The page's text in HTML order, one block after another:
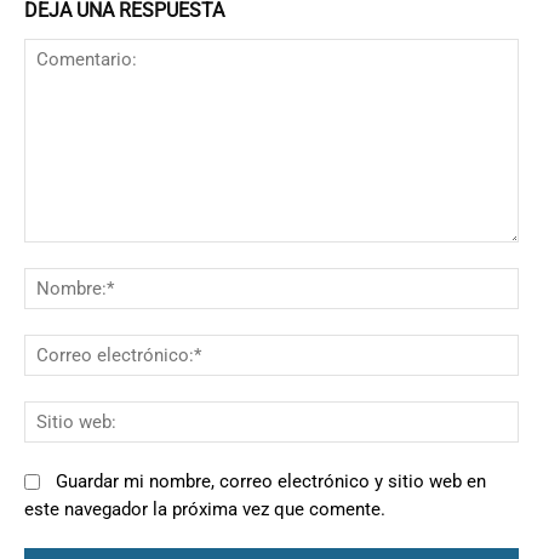
DEJA UNA RESPUESTA
Guardar mi nombre, correo electrónico y sitio web en
este navegador la próxima vez que comente.